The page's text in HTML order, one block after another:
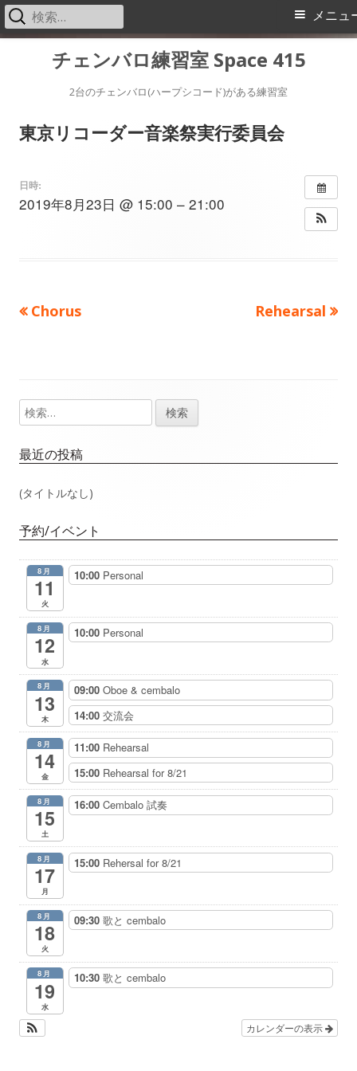
チェンバロ練習室 Space 415
2台のチェンバロ(ハープシコード)がある練習室
メ
メニュ
検
索:
東京リコーダー音楽祭実行委員会
日時:
2019年8月23日 @ 15:00 – 21:00
投
ビ
ゲ
ー
シ
ョ
ン
前
Chorus
次
Rehearsal
メ
イ
ン
ド
バ
検
索:
最近の投稿
(タイトルなし)
予約/イベント
8月
11
火
10:00 Personal
8月
12
水
10:00 Personal
8月
13
木
09:00 Oboe & cembalo
14:00 交流会
8月
14
金
11:00 Rehearsal
15:00 Rehearsal for 8/21
8月
15
土
16:00 Cembalo 試奏
8月
17
月
15:00 Rehersal for 8/21
8月
18
火
09:30 歌と cembalo
8月
19
水
10:30 歌と cembalo
カレンダーの表示